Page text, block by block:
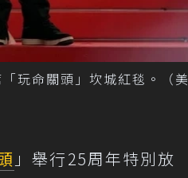
玩命關頭」坎城紅毯。（美
」舉行25周年特別放